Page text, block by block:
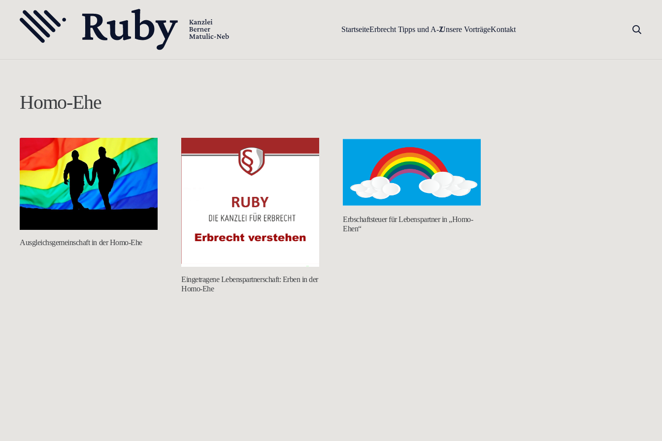
StartseiteErbrecht Tipps und A-ZUnsere VorträgeKontakt
Homo-Ehe
Ausgleichsgemeinschaft in der Homo-Ehe
Eingetragene Lebenspartnerschaft: Erben in der
Homo-Ehe
Erbschaftsteuer für Lebenspartner in „Homo-
Ehen“